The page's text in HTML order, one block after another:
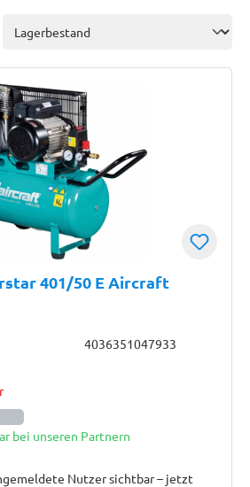
401/50 E Aircraft
4036351047933
bei unseren Partnern
Nutzer sichtbar – jetzt